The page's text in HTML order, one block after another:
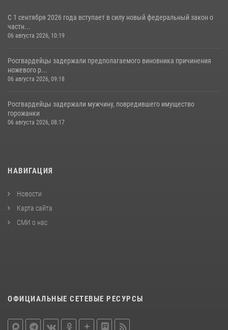
С 1 сентября 2026 года вступает в силу новый федеральный закон о
частн...
06 августа 2026, 10:19
Росгвардейцы задержали предполагаемого виновника причинения
ножевого р...
06 августа 2026, 09:18
Росгвардейцы задержали мужчину, повредившего имущество
горожанки
06 августа 2026, 08:17
НАВИГАЦИЯ
Новости
Карта сайта
СМИ о нас
ОФИЦИАЛЬНЫЕ СЕТЕВЫЕ РЕСУРСЫ